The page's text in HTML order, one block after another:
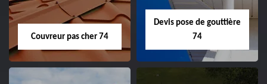
Couvreur pas cher 74
Devis pose de gouttière
74